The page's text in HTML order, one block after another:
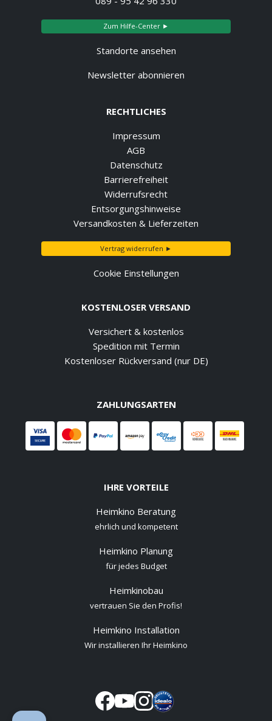
Zum Hilfe-Center ►
Standorte ansehen
Newsletter abonnieren
RECHTLICHES
Impressum
AGB
Datenschutz
Barrierefreiheit
Widerrufsrecht
Entsorgungshinweise
Versandkosten & Lieferzeiten
Vertrag widerrufen ►
Cookie Einstellungen
KOSTENLOSER VERSAND
Versichert & kostenlos
Spedition mit Termin
Kostenloser Rückversand (nur DE)
ZAHLUNGSARTEN
IHRE VORTEILE
Heimkino Beratung
ehrlich und kompetent
Heimkino Planung
für jedes Budget
Heimkinobau
vertrauen Sie den Profis!
Heimkino Installation
Wir installieren Ihr Heimkino